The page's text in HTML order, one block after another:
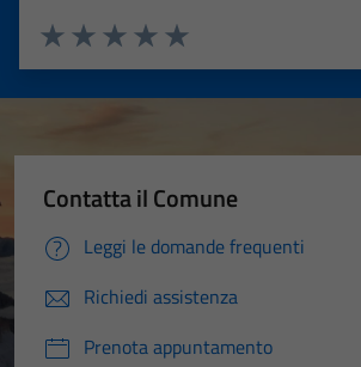
Valuta 5 stelle su 5
Valuta 4 stelle su 5
Valuta 3 stelle su 5
Valuta 2 stelle su 5
Valuta 1 stelle su 5
Contatta il Comune
Leggi le domande frequenti
Richiedi assistenza
Prenota appuntamento